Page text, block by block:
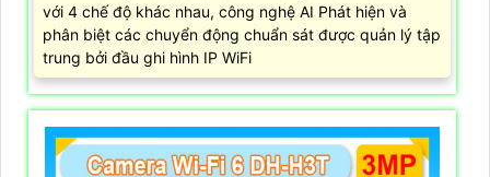
với 4 chế độ khác nhau, công nghệ AI Phát hiện và
phân biệt các chuyển động chuẩn sát được quản lý tập
trung bởi đầu ghi hình IP WiFi